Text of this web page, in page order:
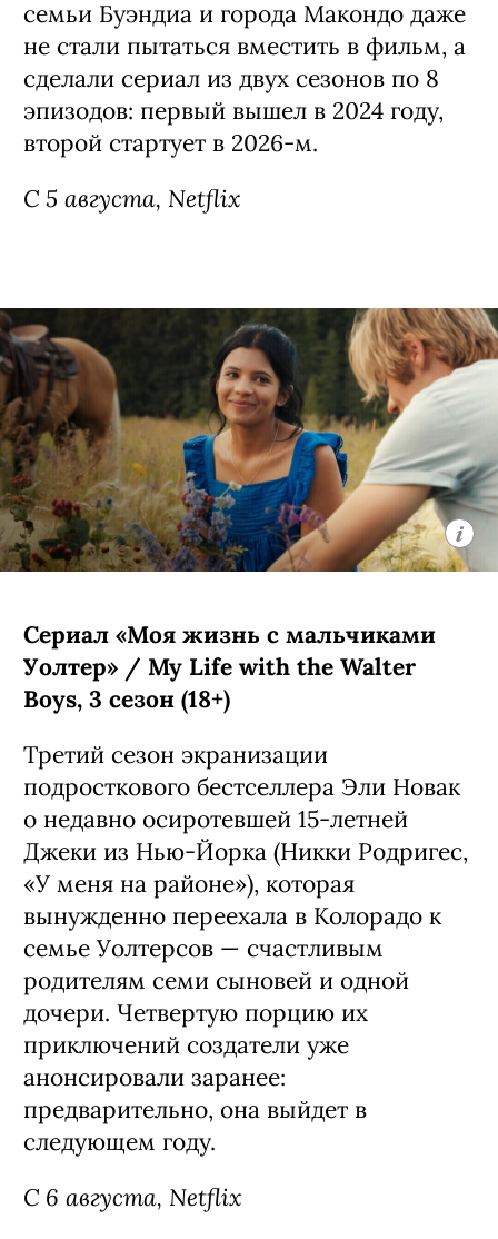
Сериал «Сто лет одиночества» / Cien
Años de Soledad, 1-я часть 2 сезона
(18+)
Первая в истории экранизация романа
лауреата Нобелевской премии
Габриэля Гарсия Маркеса — сняли ее
Гарсиа Лопес.
Сверхмасштабную и сложную историю
семьи Буэндиа и города Макондо даже
не стали пытаться вместить в фильм, а
сделали сериал из двух сезонов по 8
эпизодов: первый вышел в 2024 году,
второй стартует в 2026-м.
Сериал «Моя жизнь с мальчиками
Уолтер» / My Life with the Walter
Boys, 3 сезон (18+)
Третий сезон экранизации
о недавно осиротевшей 15-летней